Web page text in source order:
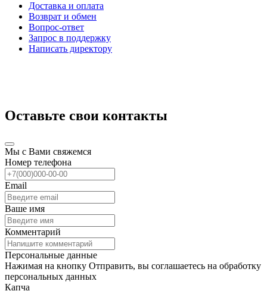
Доставка и оплата
Возврат и обмен
Вопрос-ответ
Запрос в поддержку
Написать директору
Оставьте свои контакты
Мы с Вами свяжемся
Номер телефона
Email
Ваше имя
Комментарий
Персональные данные
Нажимая на кнопку Отправить, вы соглашаетесь на обработку
персональных данных
Капча